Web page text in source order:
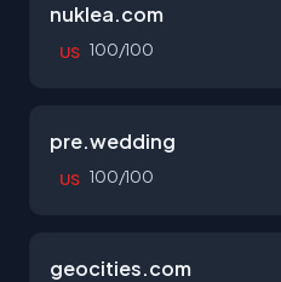
nuklea.com
US 100/100
pre.wedding
US 100/100
geocities.com